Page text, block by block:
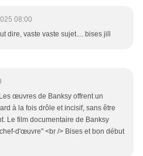
08:00
dire, vaste vaste sujet.... bises jill
œuvres de Banksy offrent un
à la fois drôle et incisif, sans être
Le film documentaire de Banksy
d'œuvre" <br /> Bises et bon début